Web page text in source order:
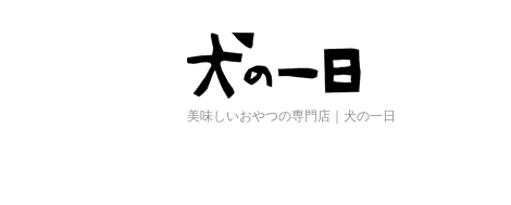
美味しいおやつの専門店｜犬の一日